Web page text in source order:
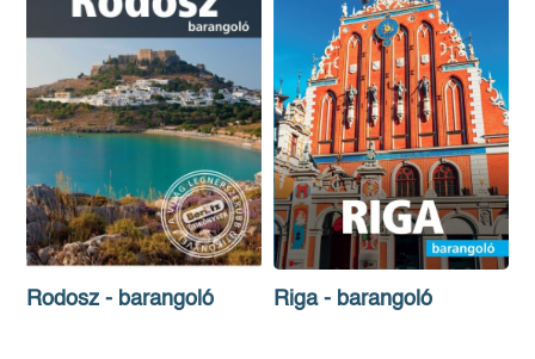
Rodosz - barangoló Riga - barangoló